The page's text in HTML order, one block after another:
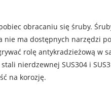
obracaniu się śruby.
nie ma dostępnych narzędzi
rolę antykradzieżową w
nierdzewnej SUS304 i
na korozję.